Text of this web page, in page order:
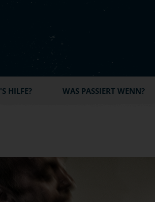
HILFE? WAS PASSIERT WENN?